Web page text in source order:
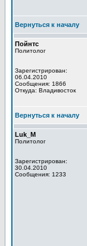
Вернуться к началу
Пойнтс
Политолог
Зарегистрирован:
06.04.2010
Сообщения: 1866
Откуда: Владивосток
Вернуться к началу
Luk_M
Политолог
Зарегистрирован:
30.04.2010
Сообщения: 1233